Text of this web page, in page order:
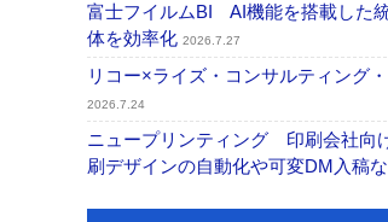
富士フイルムBI AI機能を搭載した
体を効率化 2026.7.27
リコー×ライズ・コンサルティン
2026.7.24
ニュープリンティング 印刷会社向
刷デザインの自動化や可変DM入稿